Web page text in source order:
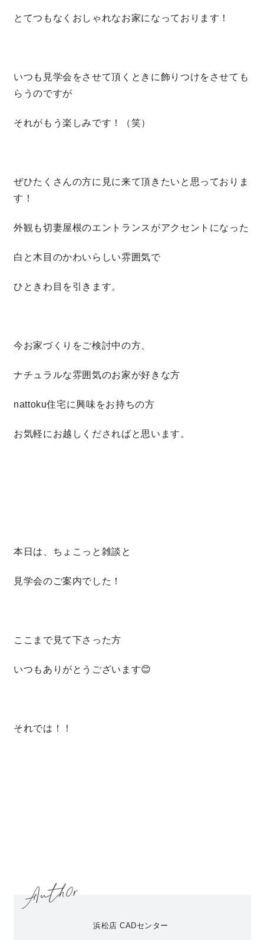
とてつもなくおしゃれなお家になっております！
いつも見学会をさせて頂くときに飾りつけをさせても
らうのですが
それがもう楽しみです！（笑）
ぜひたくさんの方に見に来て頂きたいと思っておりま
す！
外観も切妻屋根のエントランスがアクセントになった
白と木目のかわいらしい雰囲気で
ひときわ目を引きます。
今お家づくりをご検討中の方、
ナチュラルな雰囲気のお家が好きな方
nattoku住宅に興味をお持ちの方
お気軽にお越しくださればと思います。
本日は、ちょこっと雑談と
見学会のご案内でした！
ここまで見て下さった方
いつもありがとうございます😊
それでは！！
浜松店 CADセンター